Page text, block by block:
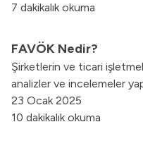
7 dakikalık okuma
FAVÖK Nedir?
Şirketlerin ve ticari
analizler ve incelemeler
önemlisi de FAVÖK
23 Ocak 2025
10 dakikalık okuma